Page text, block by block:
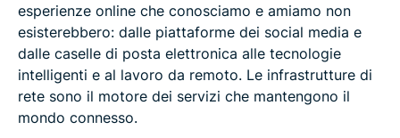
esperienze online che conosciamo e amiamo non
esisterebbero: dalle piattaforme dei social media e
dalle caselle di posta elettronica alle tecnologie
intelligenti e al lavoro da remoto. Le infrastrutture di
rete sono il motore dei servizi che mantengono il
mondo connesso.